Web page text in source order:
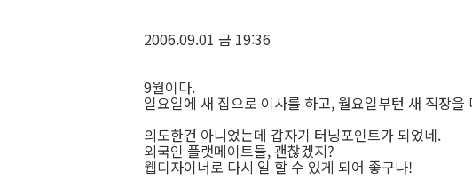
2006.09.01 금 19:36
9월이다.
일요일에 새 집으로 이사를 하고, 월요일부턴 새 직장을
의도한건 아니었는데 갑자기 터닝포인트가 되었네.
외국인 플랫메이트들, 괜찮겠지?
웹디자이너로 다시 일 할 수 있게 되어 좋구나!